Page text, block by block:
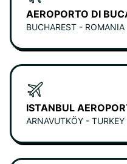
AEROPORTO DI
BUCHAREST - ROMANIA
ISTANBUL
ARNAVUTKÖY - TURKEY